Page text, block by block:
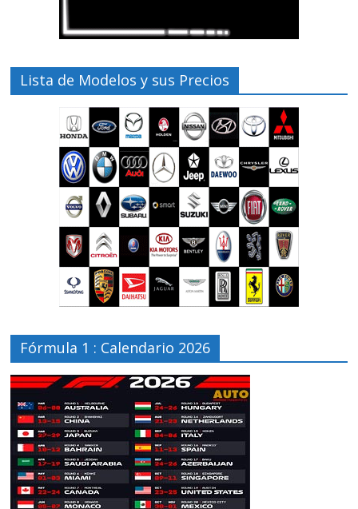
Lista de Modelos y sus Precios
Fórmula 1 : Calendario 2026